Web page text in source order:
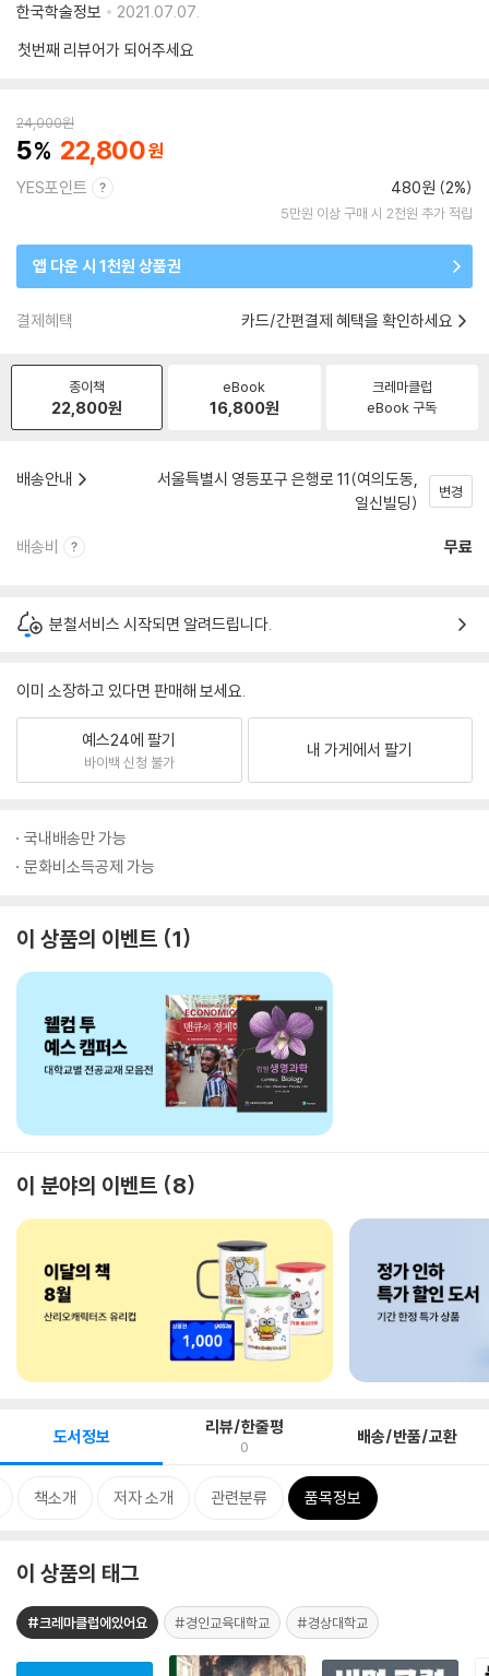
한국학술정보
2021.07.07.
첫번째 리뷰어가 되어주세요
24,000원
5 22,800
YES포인트 480원 (2%)
5만원 이상 구매 시 2천원 추가 적립
앱 다운 시 1천원 상품권
결제혜택 카드/간편결제 혜택을 확인하세요
종이책
22,800원
eBook
16,800원
크레마클럽
eBook 구독
배송안내
서울특별시 영등포구 은행로 11(여의도동,
일신빌딩)
변경
배송비 무료
분철서비스 시작되면 알려드립니다.
이미 소장하고 있다면 판매해 보세요.
예스24에 팔기
바이백 신청 불가
내 가게에서 팔기
국내배송만 가능
문화비소득공제 가능
이 상품의 이벤트 1
이 분야의 이벤트 8
도서정보 리뷰/한줄평
0 배송/반품/교환
책소개 저자 소개 관련분류 품목정보
이 상품의 태그
#크레마클럽에있어요 #경인교육대학교 #경상대학교